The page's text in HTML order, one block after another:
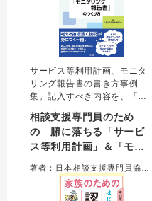
サービス等利用計画、モニタ
リング報告書の書き方事例
集。記入すべき内容を、「良
がら、多様な事例を通じわか
りやすく解説した。加算取得
の考え方を含め、よりよい支
のプロセス全体を学べる一
相談支援専門員のため
の 腑に落ちる「サービ
ス等利用計画」＆「モニ
り方